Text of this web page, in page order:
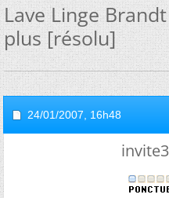
Lave Linge
plus [résolu]
24/01/2007, 16h48